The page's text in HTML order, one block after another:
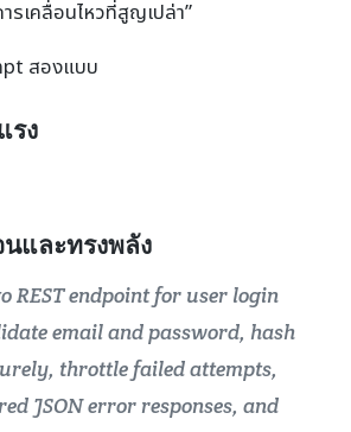
รเคลื่อนไหวที่สูญเปล่า”
สองแบบ
รง
และทรงพลัง
REST endpoint for user login
email and password, hash
throttle failed attempts,
JSON error responses, and